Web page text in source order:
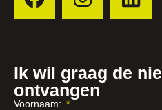
Ik wil graag de
ontvangen
Voornaam: